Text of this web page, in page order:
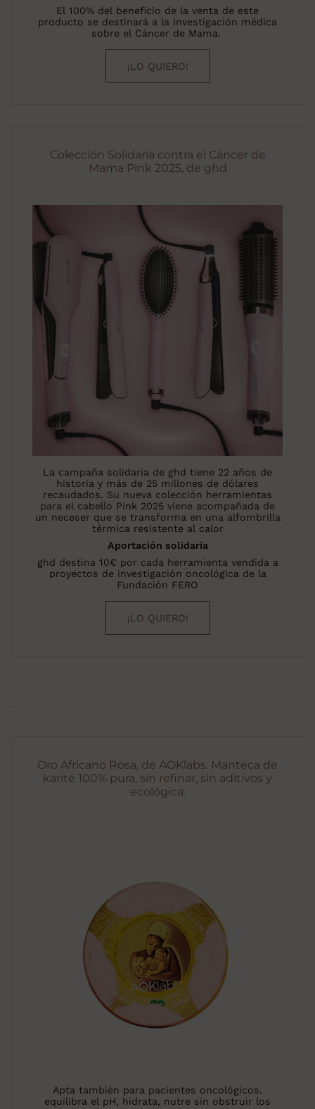
El 100% del beneficio de la venta de este
producto se destinará a la investigación médica
sobre el Cáncer de Mama.
¡LO QUIERO!
Colección Solidaria contra el Cáncer de
Mama Pink 2025, de ghd
La campaña solidaria de ghd tiene 22 años de
historia y más de 25 millones de dólares
recaudados. Su nueva colección herramientas
para el cabello Pink 2025 viene acompañada de
un neceser que se transforma en una alfombrilla
térmica resistente al calor
Aportación solidaria
ghd destina 10€ por cada herramienta vendida a
proyectos de investigación oncológica de la
Fundación FERO
¡LO QUIERO!
Oro Africano Rosa, de AOKlabs. Manteca de
karité 100% pura, sin refinar, sin aditivos y
ecológica.
Apta también para pacientes oncológicos.
equilibra el pH, hidrata, nutre sin obstruir los